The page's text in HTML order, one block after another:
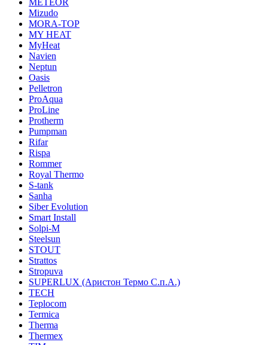
METEOR
Mizudo
MORA-TOP
MY HEAT
MyHeat
Navien
Neptun
Oasis
Pelletron
ProAqua
ProLine
Protherm
Pumpman
Rifar
Rispa
Rommer
Royal Thermo
S-tank
Sanha
Siber Evolution
Smart Install
Solpi-M
Steelsun
STOUT
Strattos
Stropuva
SUPERLUX (Аристон Термо С.п.А.)
TECH
Teplocom
Termica
Therma
Thermex